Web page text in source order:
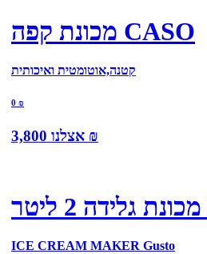
מכונת קפה CASO
קטנה,אוטומטית ואיכותית
0 ₪
אצלנו 3,800 ₪
ICE CREAM MAKER Gusto